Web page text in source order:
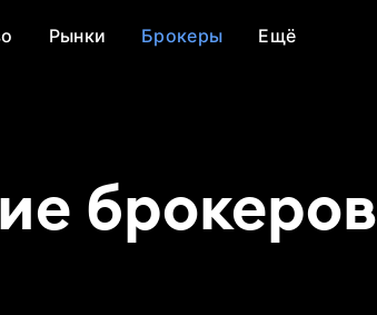
Рынки Брокеры Ещё
брокеров